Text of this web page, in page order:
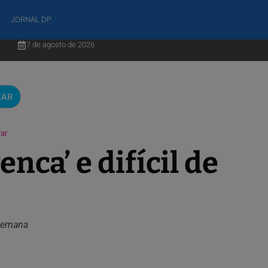
JORNAL DP
7 de agosto de 2026
e difícil de